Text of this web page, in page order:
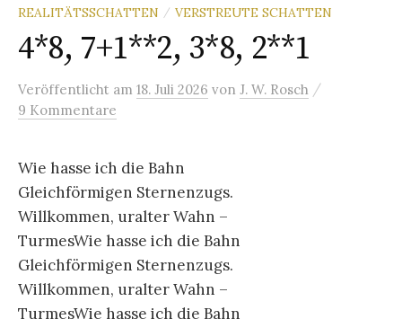
REALITÄTSSCHATTEN / VERSTREUTE SCHATTEN
4*8, 7+1**2, 3*8, 2**1
Veröffentlicht am 18. Juli 2026 von J. W. Rosch /
9 Kommentare
Wie hasse ich die Bahn
Gleichförmigen Sternenzugs.
Willkommen, uralter Wahn –
TurmesWie hasse ich die Bahn
Gleichförmigen Sternenzugs.
Willkommen, uralter Wahn –
TurmesWie hasse ich die Bahn